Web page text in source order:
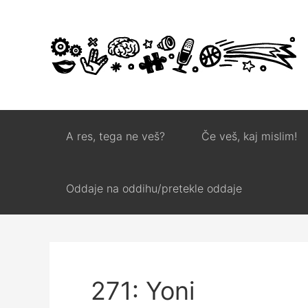
A res, tega ne veš? Če veš, kaj mislim!
Oddaje na oddihu/pretekle oddaje
271: Yoni